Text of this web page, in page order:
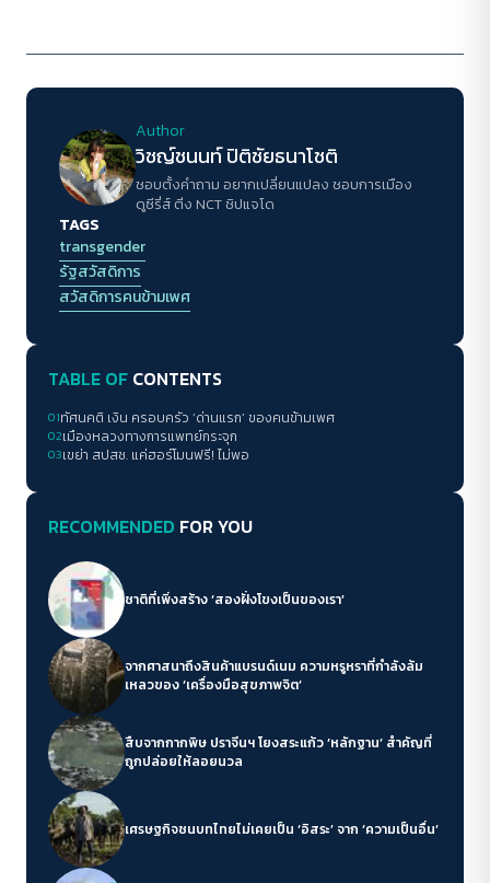
Author
วิชญ์ช​นนท์​ ปิติ​ชัย​ธ​นา​โชติ​
ชอบตั้งคำถาม​ อยากเปลี่ยนแปลง​ ชอบการเมือง​
ดูซี​รี่ส์​ ติ่ง NCT ชิปแจโด​
TAGS
transgender
รัฐสวัสดิการ
สวัสดิการคนข้ามเพศ
TABLE OF CONTENTS
01ทัศนคติ เงิน ครอบครัว ‘ด่านแรก’ ของคนข้ามเพศ
02เมืองหลวงทางการแพทย์กระจุก
03เขย่า สปสช. แค่ฮอร์โมนฟรี! ไม่พอ
RECOMMENDED FOR YOU
ชาติที่เพิ่งสร้าง ‘สองฝั่งโขงเป็นของเรา’
จากศาสนาถึงสินค้าแบรนด์เนม ความหรูหราที่กำลังล้ม
เหลวของ ‘เครื่องมือสุขภาพจิต’
สืบจากกากพิษ ปราจีนฯ โยงสระแก้ว ‘หลักฐาน’ สำคัญที่
ถูกปล่อยให้ลอยนวล
เศรษฐกิจชนบทไทยไม่เคยเป็น ‘อิสระ’ จาก ‘ความเป็นอื่น’